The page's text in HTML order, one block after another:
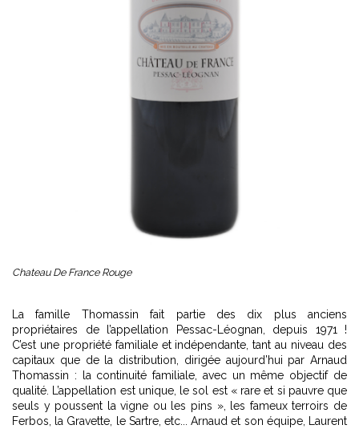
Chateau De France Rouge
La famille Thomassin fait partie des dix plus anciens
propriétaires de l’appellation Pessac-Léognan, depuis 1971 !
C’est une propriété familiale et indépendante, tant au niveau des
capitaux que de la distribution, dirigée aujourd’hui par Arnaud
Thomassin : la continuité familiale, avec un même objectif de
qualité. L’appellation est unique, le sol est « rare et si pauvre que
seuls y poussent la vigne ou les pins », les fameux terroirs de
Ferbos, la Gravette, le Sartre, etc... Arnaud et son équipe, Laurent